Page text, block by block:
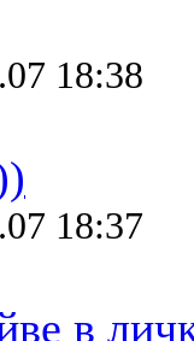
18:38
18:37
в